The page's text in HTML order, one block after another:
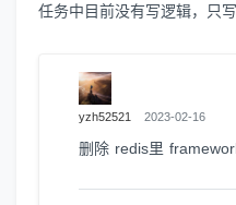
任务中目前没有写逻辑，只
yzh52521 2023-02-16
删除 redis里